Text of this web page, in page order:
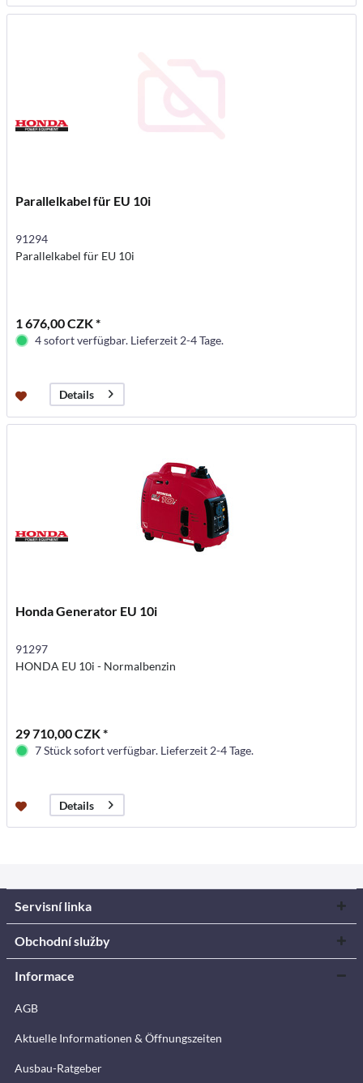
Parallelkabel für EU 10i
91294
Parallelkabel für EU 10i
1 676,00 CZK *
4 sofort verfügbar. Lieferzeit 2-4 Tage.
Details
Honda Generator EU 10i
91297
HONDA EU 10i - Normalbenzin
29 710,00 CZK *
7 Stück sofort verfügbar. Lieferzeit 2-4 Tage.
Details
Servisní linka
Obchodní služby
Informace
AGB
Aktuelle Informationen & Öffnungszeiten
Ausbau-Ratgeber